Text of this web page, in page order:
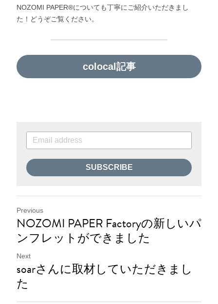
NOZOMI PAPER®︎についても丁寧にご紹介いただきまし
た！どうぞご覧ください。
colocal記事
SUBSCRIBE
Previous
NOZOMI PAPER Factoryの新しいパ
ンフレットができました
Next
soarさんに取材していただきまし
た